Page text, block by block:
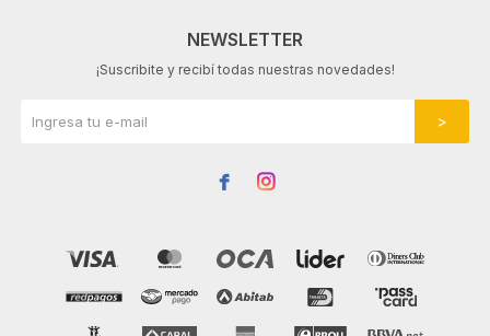
NEWSLETTER
¡Suscribite y recibí todas nuestras novedades!
 